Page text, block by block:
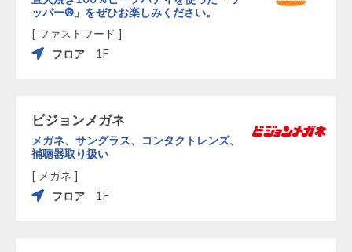
ッパー®」をぜひお楽しみください。
[ ファストフード ]
フロア
1F
ビジョンメガネ
メガネ、サングラス、コンタクトレンズ、
補聴器取り扱い
[ メガネ ]
フロア
1F